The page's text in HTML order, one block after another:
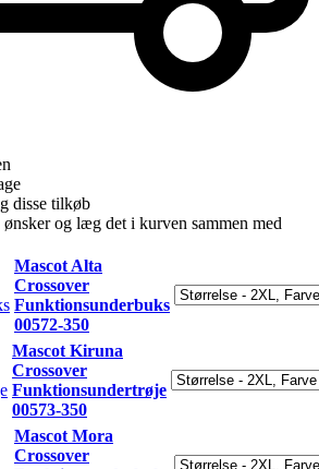
disse tilkøb
og læg det i kurven sammen med
Mascot Alta
Crossover
Funktionsunderbuks
00572-350
Mascot Kiruna
Crossover
Funktionsundertrøje
00573-350
Mascot Mora
Crossover